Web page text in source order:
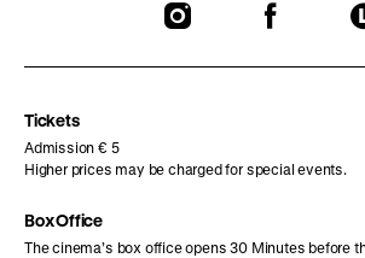
To
To
Tickets
Admission € 5
Higher prices may be charged for special events.
Box Office
The cinema’s box office opens 30 Minutes before